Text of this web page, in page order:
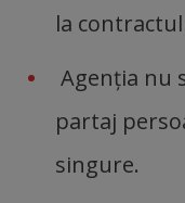
la
Agenția nu
partaj
singure.